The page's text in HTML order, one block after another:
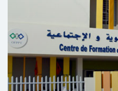
Centro Formativo de